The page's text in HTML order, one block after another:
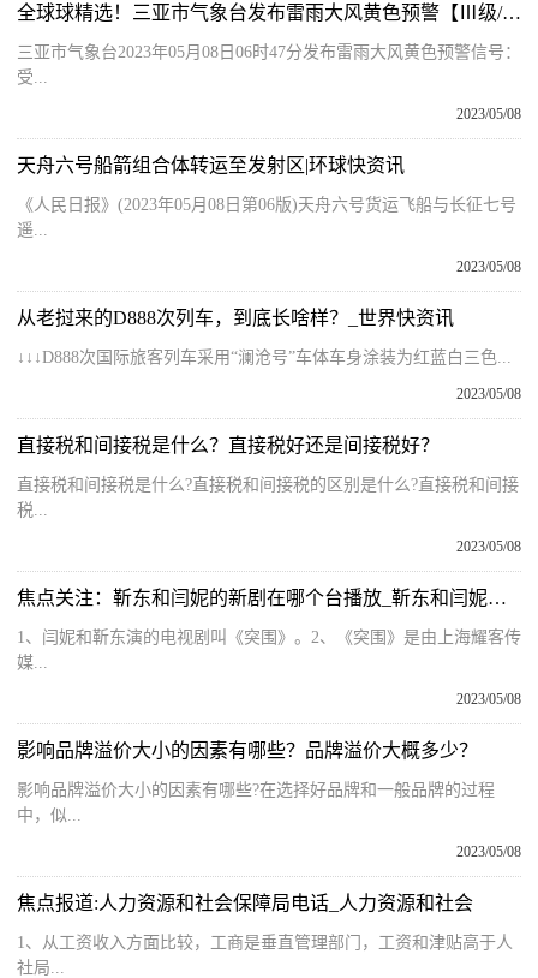
全球球精选！三亚市气象台发布雷雨大风黄色预警【Ⅲ级/较重】【2023-05-08】
三亚市气象台2023年05月08日06时47分发布雷雨大风黄色预警信号：
受...
2023/05/08
天舟六号船箭组合体转运至发射区|环球快资讯
《人民日报》(2023年05月08日第06版)天舟六号货运飞船与长征七号
遥...
2023/05/08
从老挝来的D888次列车，到底长啥样？_世界快资讯
↓↓↓D888次国际旅客列车采用“澜沧号”车体车身涂装为红蓝白三色...
2023/05/08
直接税和间接税是什么？直接税好还是间接税好？
直接税和间接税是什么?直接税和间接税的区别是什么?直接税和间接
税...
2023/05/08
焦点关注：靳东和闫妮的新剧在哪个台播放_靳东和闫妮的新剧叫什么
1、闫妮和靳东演的电视剧叫《突围》。2、《突围》是由上海耀客传
媒...
2023/05/08
影响品牌溢价大小的因素有哪些？品牌溢价大概多少？
影响品牌溢价大小的因素有哪些?在选择好品牌和一般品牌的过程
中，似...
2023/05/08
焦点报道:人力资源和社会保障局电话_人力资源和社会
1、从工资收入方面比较，工商是垂直管理部门，工资和津贴高于人
社局...